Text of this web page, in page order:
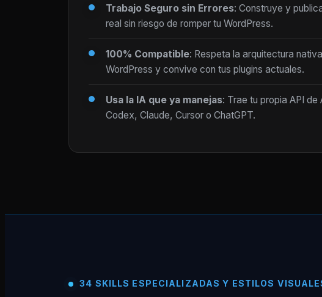
Trabajo Seguro sin Errores: Construye y
real sin riesgo de romper tu WordPress.
100% Compatible: Respeta la arquitectura
WordPress y convive con tus plugins actuales.
Usa la IA que ya manejas: Trae tu propia API de
Codex, Claude, Cursor o ChatGPT.
34 SKILLS ESPECIALIZADAS Y ESTILOS